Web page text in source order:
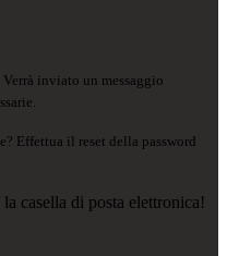
Verrà inviato un messaggio
Effettua il reset della password
casella di posta elettronica!